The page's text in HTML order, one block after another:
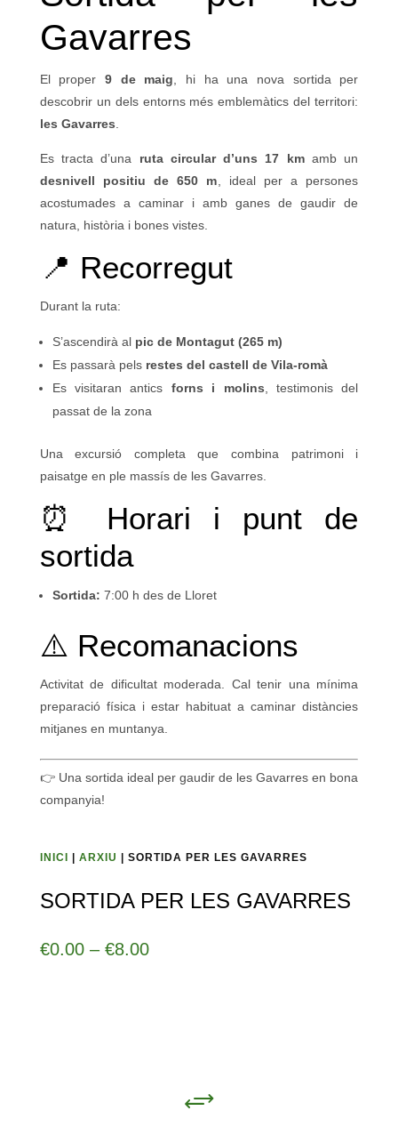
Gavarres
El proper9 de maig , hi ha una nova sortida per
descobrir un dels entorns més emblemàtics del territori:
les Gavarres
Es tracta d’una ruta circular d’uns 17 kmamb un
desnivell positiu de 650 m , ideal per a persones
acostumades a caminar i amb ganes de gaudir de
natura, història i bones vistes.
📍 Recorregut
Durant la ruta:
S’ascendirà al pic de Montagut (265 m)
Es passarà pels restes del castell de Vila-romà
Es visitaran antics forns i molins , testimonis del
passat de la zona
Una excursió completa que combina patrimoni i
paisatge en ple massís de les Gavarres.
⏰ Horari i punt de
sortida
Sortida: 7:00 h des de Lloret
⚠️ Recomanacions
Activitat de dificultat moderada. Cal tenir una mínima
preparació física i estar habituat a caminar distàncies
mitjanes en muntanya.
👉 Una sortida ideal per gaudir de les Gavarres en bona
companyia!
INICI ARXIU | SORTIDA PER LES GAVARRES
SORTIDA PER LES GAVARRES
€0.00 – €8.00Interval
+